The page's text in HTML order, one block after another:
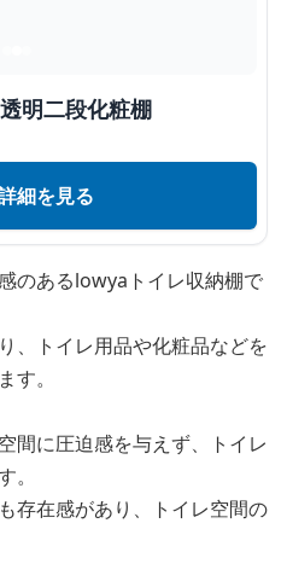
明二段化粧棚
細を見る
のあるlowyaトイレ収納棚で
、トイレ用品や化粧品などを
す。
間に圧迫感を与えず、トイレ
。
存在感があり、トイレ空間の